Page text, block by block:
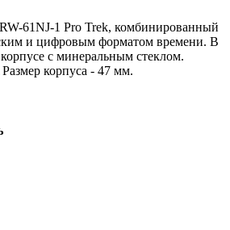
61NJ-1 Pro Trek, комбинированный
и цифровым форматом времени. В
с минеральным стеклом.
корпуса - 47 мм.